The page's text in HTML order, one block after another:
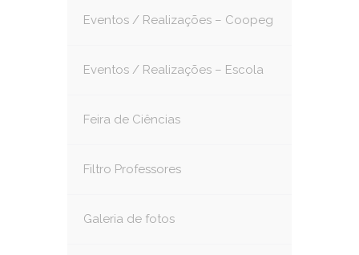
Eventos / Realizações – Coopeg
Eventos / Realizações – Escola
Feira de Ciências
Filtro Professores
Galeria de fotos